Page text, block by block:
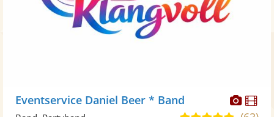
Eventservice Daniel Beer * Band